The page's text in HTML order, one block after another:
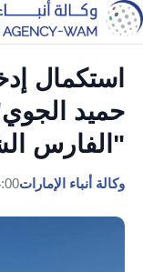
استكمال
حميد
"الفارس
وكالة أنباء الإمارات